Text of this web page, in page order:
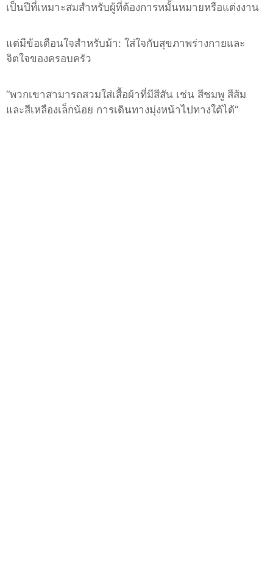
เป็นปีที่เหมาะสมสำหรับผู้ที่ต้องการหมั้นหมายหรือแต่งงาน
แต่มีข้อเตือนใจสำหรับม้า: ใส่ใจกับสุขภาพร่างกายและ
จิตใจของครอบครัว
“พวกเขาสามารถสวมใส่เสื้อผ้าที่มีสีสัน เช่น สีชมพู สีส้ม
และสีเหลืองเล็กน้อย การเดินทางมุ่งหน้าไปทางใต้ได้”